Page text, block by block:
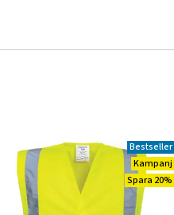
Bestseller
Kampanj
Spara 20%